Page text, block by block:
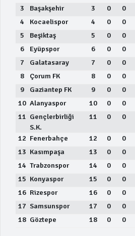
3
Başakşehir 3 0 0
4
Kocaelispor 4 0 0
5
Beşiktaş 5 0 0
6
Eyüpspor 6 0 0
7
Galatasaray 7 0 0
8
Çorum FK 8 0 0
9
Gaziantep FK 9 0 0
10 Alanyaspor 10 0 0
11 Gençlerbirliği
S.K.
11 0 0
12 Fenerbahçe 12 0 0
13 Kasımpaşa 13 0 0
14 Trabzonspor 14 0 0
15 Konyaspor 15 0 0
16 Rizespor 16 0 0
17 Samsunspor 17 0 0
18 Göztepe 18 0 0